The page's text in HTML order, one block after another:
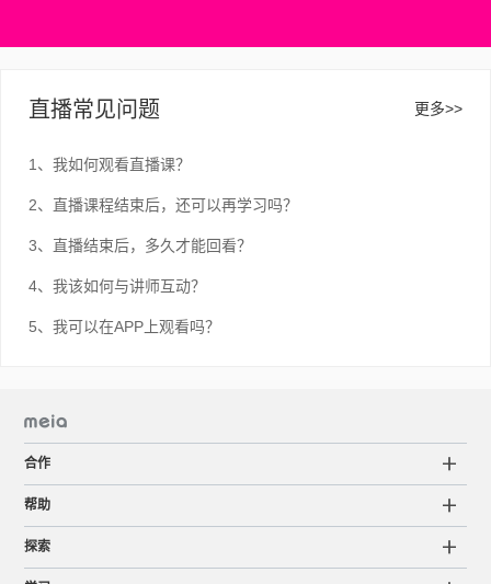
直播常见问题 更多>>
1、我如何观看直播课？
2、直播课程结束后，还可以再学习吗？
3、直播结束后，多久才能回看？
4、我该如何与讲师互动？
5、我可以在APP上观看吗？
合作
帮助
探索